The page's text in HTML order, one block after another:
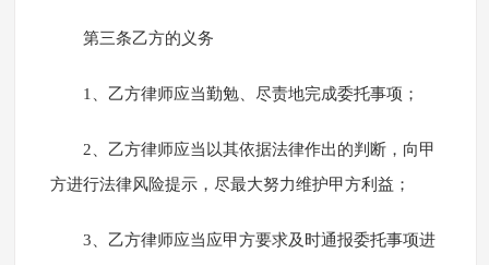
第三条乙方的义务
1、乙方律师应当勤勉、尽责地完成委托事项；
2、乙方律师应当以其依据法律作出的判断，向甲
方进行法律风险提示，尽最大努力维护甲方利益；
3、乙方律师应当应甲方要求及时通报委托事项进